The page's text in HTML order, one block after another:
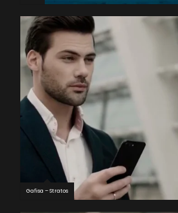
Gafisa – Stratos